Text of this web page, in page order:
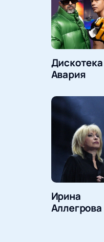
Дискотека
Авария
Ирина
Аллегрова